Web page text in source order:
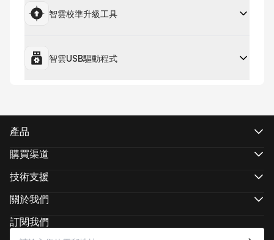
智雲校準升級工具
智雲USB驅動程式
產品
WEEBILL系列
FIVERAY 系列
MOLUS 系列
購買渠道
授權網上商店
技術支援
下載
查看相機兼容性
售後政策
關於我們
新聞中心
媒體資源
訂閱我們